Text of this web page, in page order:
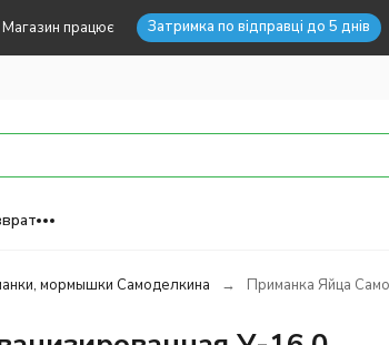
Магазин працює Затримка по відправці до 5 днів
мормышки Самоделкина Приманка Яйца